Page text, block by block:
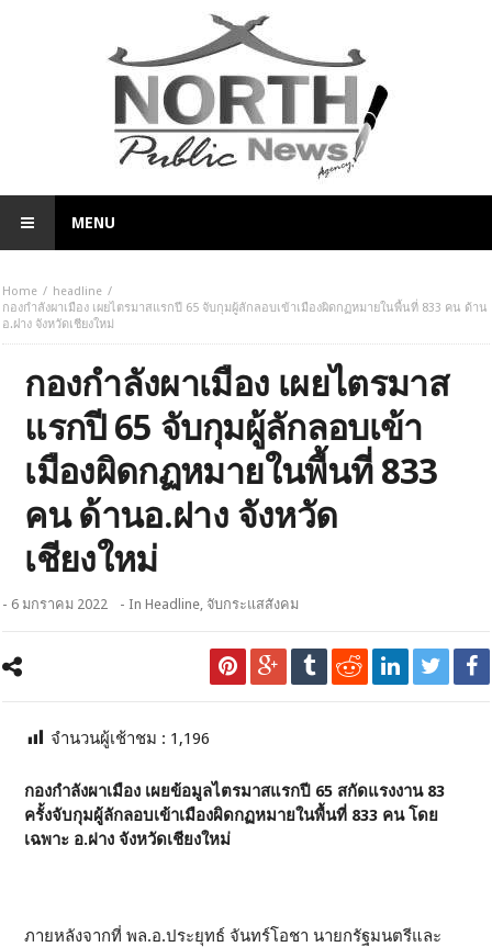
MENU
Home
headline
กองกำลังผาเมือง เผยไตรมาสแรกปี 65 จับกุมผู้ลักลอบเข้าเมืองผิดกฏหมายในพื้นที่ 833 คน ด้าน
อ.ฝาง จังหวัดเชียงใหม่
กองกำลังผาเมือง เผยไตรมาส
แรกปี 65 จับกุมผู้ลักลอบเข้า
เมืองผิดกฏหมายในพื้นที่ 833
คน ด้านอ.ฝาง จังหวัด
เชียงใหม่
- 6 มกราคม 2022 - InHeadline, จับกระแสสังคม
จำนวนผู้เช้าชม : 1,196
กองกำลังผาเมือง เผยข้อมูลไตรมาสแรกปี 65 สกัดแรงงาน 83
ครั้งจับกุมผู้ลักลอบเข้าเมืองผิดกฏหมายในพื้นที่ 833 คน โดย
เฉพาะ อ.ฝาง จังหวัดเชียงใหม่
ภายหลังจากที่ พล.อ.ประยุทธ์ จันทร์โอชา นายกรัฐมนตรีและ